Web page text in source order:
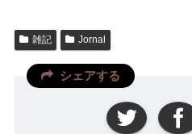
雑記 Jornal
シェアする